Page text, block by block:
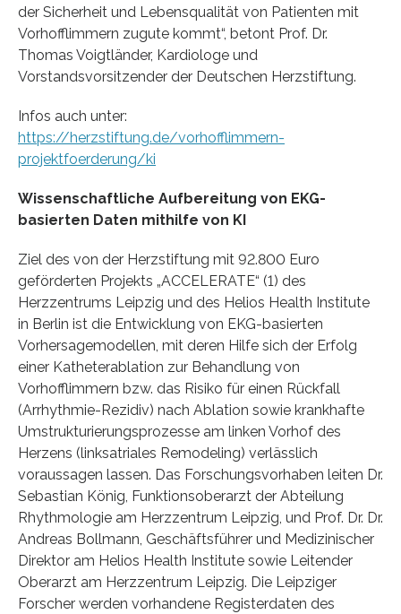
der Sicherheit und Lebensqualität von Patienten mit
Vorhofflimmern zugute kommt“, betont Prof. Dr.
Thomas Voigtländer, Kardiologe und
Vorstandsvorsitzender der Deutschen Herzstiftung.
Infos auch unter:
https://herzstiftung.de/vorhofflimmern-
projektfoerderung/ki
Wissenschaftliche Aufbereitung von EKG-
basierten Daten mithilfe von KI
Ziel des von der Herzstiftung mit 92.800 Euro
geförderten Projekts „ACCELERATE“ (1) des
Herzzentrums Leipzig und des Helios Health Institute
in Berlin ist die Entwicklung von EKG-basierten
Vorhersagemodellen, mit deren Hilfe sich der Erfolg
einer Katheterablation zur Behandlung von
Vorhofflimmern bzw. das Risiko für einen Rückfall
(Arrhythmie-Rezidiv) nach Ablation sowie krankhafte
Umstrukturierungsprozesse am linken Vorhof des
Herzens (linksatriales Remodeling) verlässlich
voraussagen lassen. Das Forschungsvorhaben leiten Dr.
Sebastian König, Funktionsoberarzt der Abteilung
Rhythmologie am Herzzentrum Leipzig, und Prof. Dr. Dr.
Andreas Bollmann, Geschäftsführer und Medizinischer
Direktor am Helios Health Institute sowie Leitender
Oberarzt am Herzzentrum Leipzig. Die Leipziger
Forscher werden vorhandene Registerdaten des